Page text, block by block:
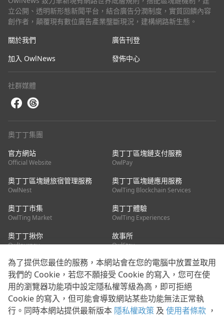
立公開、透明新形態新聞平台，結合廣告分潤制度，實質回饋內容
創作者，顛覆現有數位廣告產業壟斷現況，建構網路新生態。
關於我們
廣告刊登
加入 OwlNews
發佈中心
社群媒體
奧丁丁集團
官方網站
Official Website
奧丁丁區塊鏈支付服務
OwlPay
奧丁丁區塊鏈旅宿管理服務
OwlNest
奧丁丁區塊鏈應用服務
OwlTing Blockchain Services
奧丁丁市集
OwlTing Market
奧丁丁體驗
OwlTing Experiences
奧丁丁揪你
OwlJourney
故事所
OwlStay
聯絡我們
客服信箱：mediapartner@owlting.com
服務信箱 / 廣告洽詢：info_owlnews@owlting.com
為了提供您最佳的服務，本網站會在您的電腦中放置並取用
我們的 Cookie，若您不願接受 Cookie 的寫入，您可在使
用的瀏覽器功能項中設定隱私權等級為高，即可拒絕
Cookie 的寫入，但可能會導致網站某些功能無法正常執
行。同時本網站提供最新版本 隱私權政策 及 使用者條款 ，